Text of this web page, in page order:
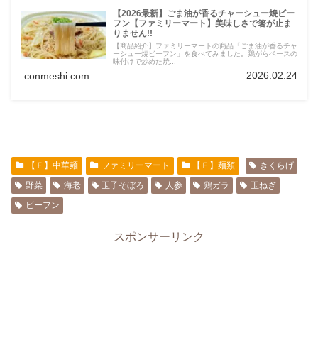
【2026最新】ごま油が香るチャーシュー焼ビー
フン【ファミリーマート】美味しさで箸が止ま
りません!!
【商品紹介】ファミリーマートの商品「ごま油が香るチャ
ーシュー焼ビーフン」を食べてみました。鶏がらベースの
味付けで炒めた焼...
conmeshi.com 2026.02.24
【Ｆ】中華麺 ファミリーマート 【Ｆ】麺類
きくらげ
野菜
海老 玉子そぼろ 人参 鶏ガラ
玉ねぎ
ビーフン
スポンサーリンク